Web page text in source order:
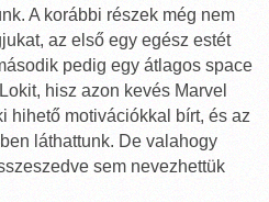
A korábbi részek még nem
az első egy egész estét
pedig egy átlagos space
hisz azon kevés Marvel
hihető motivációkkal bírt, és az
láthattunk. De valahogy
sem nevezhettük